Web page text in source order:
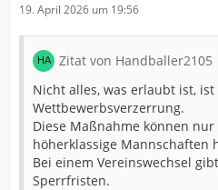
19. April 2026 um 19:56
Zitat von Handballer2105
Nicht alles, was erlaubt ist,
Wettbewerbsverzerrung.
Diese Maßnahme können
höherklassige Mannschaften
Bei einem Vereinswechsel
Sperrfristen.